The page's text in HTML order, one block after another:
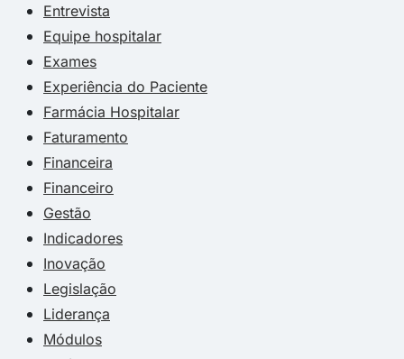
Entrevista
Equipe hospitalar
Exames
Experiência do Paciente
Farmácia Hospitalar
Faturamento
Financeira
Financeiro
Gestão
Indicadores
Inovação
Legislação
Liderança
Módulos